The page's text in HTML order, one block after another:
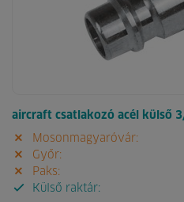
aircraft csatlakozó acél külső
Mosonmagyaróvár:
Győr:
Paks:
Külső raktár: